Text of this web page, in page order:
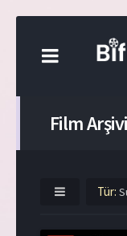
Film Arşivi
Tür: